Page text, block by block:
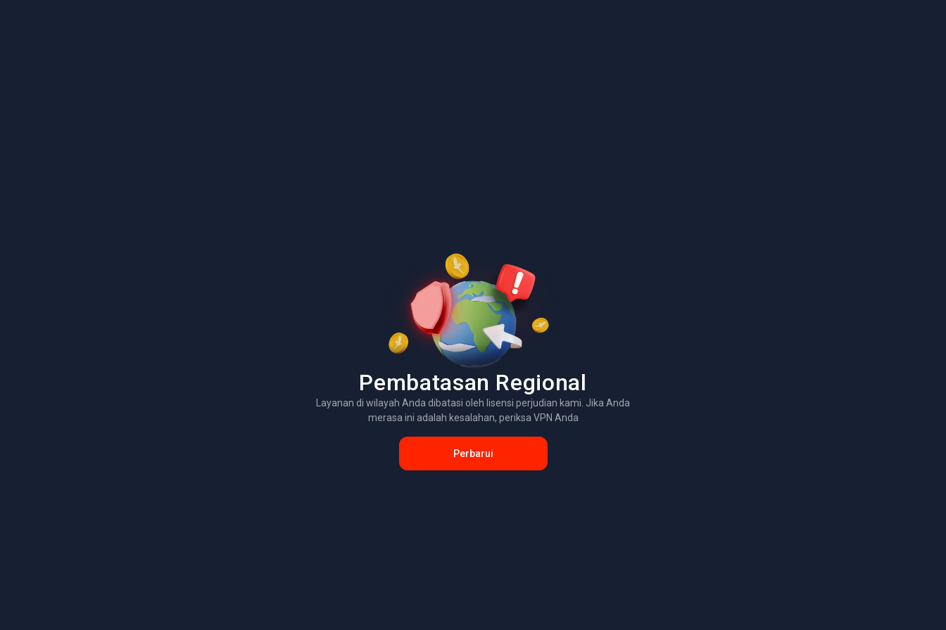
Pembatasan Regional
Layanan di wilayah Anda dibatasi oleh lisensi perjudian kami. Jika Anda
merasa ini adalah kesalahan, periksa VPN Anda
Perbarui